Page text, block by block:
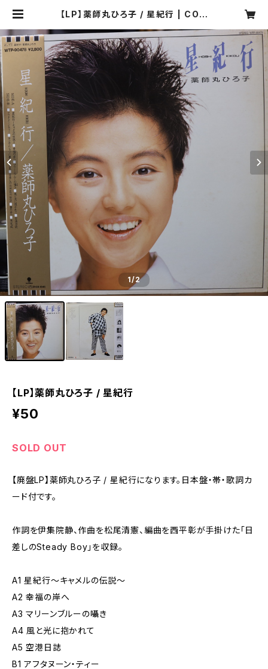
【LP】薬師丸ひろ子 / 星紀行 | COM
1/2
【LP】薬師丸ひろ子 / 星紀行
¥50
SOLD OUT
【廃盤LP】薬師丸ひろ子 / 星紀行になります。日本盤・帯・歌詞カ
ード付です。
作詞を伊集院静、作曲を松尾清憲、編曲を西平彰が手掛けた「日
差しのSteady Boy」を収録。
A1 星紀行〜キャメルの伝説〜
A2 幸福の岸へ
A3 マリーンブルーの囁き
A4 風と光に抱かれて
A5 空港日誌
B1 アフタヌーン・ティー